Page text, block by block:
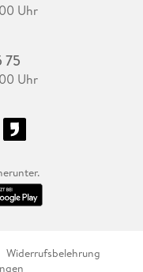
und wunderschön
aber auch bei all
planen. Die Mischung
Uhr
75
Uhr
Widerrufsbelehrung